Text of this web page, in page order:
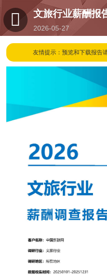
文旅行业薪酬报
2026-05-27
09:45
友情提示：预览和下载报告